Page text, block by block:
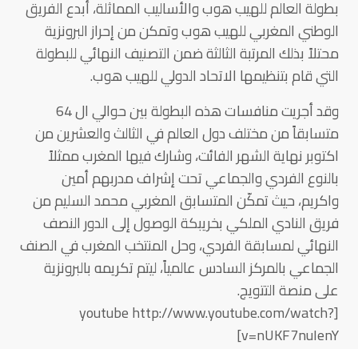
بطولة العالم للهيب هوب والأساليب المماثلة، أبدع الفريق
الوطني المغربي للهيب هوب وتمكن من إحراز البرونزية
محتلاً بذلك المرتبة الثالثة ضمن التصنيف النهائي للبطولة
التي قام بتنظيمها الاتحاد الدولي للهيب هوب.
وقد أجريت منافسات هذه البطولة بين حوالي ال 64
متسابقاً من مختلف دول العالم في الثالث والعشرين من
اكتوبر نهاية الشهر الفائت، وشارك فيها المغرب ممثلاً
بالنوع الفردي والجماعي تحت إشراف مدربهم أمين
واكريم، حيث تمكّن المتسابق المغربي محمد السليم من
فريق النادي الملكي بخريبكة الوصول إلى الدور النصف
النهائي لمسابقة الفردي، وحل المنتخب المغرب في الصنف
الجماعي بالمركز السادس عالمياً، ليتم تكريمه بالبرونزية
على منصة التتويج.
[youtube http://www.youtube.com/watch?
v=nUKF7nuIenY]